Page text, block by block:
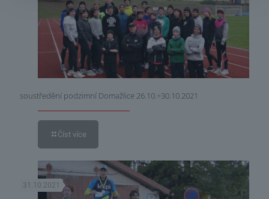
soustředění podzimní Domažlice 26.10.÷30.10.2021
Číst více
31.10.2021